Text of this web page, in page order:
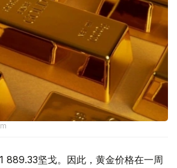
889.33坚戈。因此，黄金价格在一周